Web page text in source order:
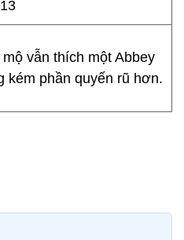
vẫn thích một Abbey
kém phần quyến rũ hơn.